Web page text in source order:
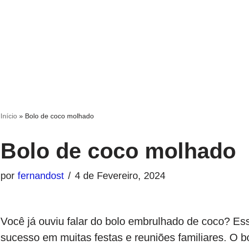
Início » Bolo de coco molhado
Bolo de coco molhado
por fernandost 4 de Fevereiro, 2024
Você já ouviu falar do bolo embrulhado de coco?
sucesso em muitas festas e reuniões familiares. O